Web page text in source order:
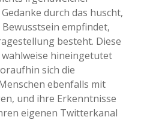
durch das huscht,
empfindet,
besteht. Diese
hineingetutet
sich die
ebenfalls mit
und ihre Erkenntnisse
eigenen Twitterkanal